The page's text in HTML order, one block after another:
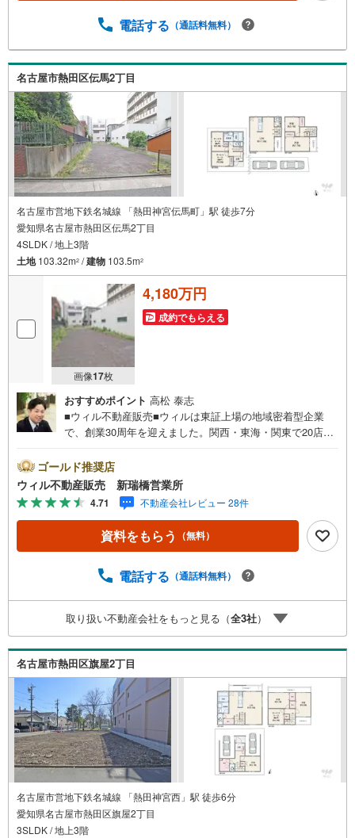
間外でのご内覧にも対応いたします。また、オンライン内
弊社は定休日なく営業しており、当日のご内覧も承りま
す。弊社で掲載している物件以外にもご紹介可能ですの
で、一度ご相談ください。●その他の相談もプロが対応●物
件に関することはもちろん、住宅ローンなどの資金面やリ
フォームに関することなど、お住まいに関するどんなこと
でもお気軽にご相談ください。
電話する （通話料無料）
名古屋市熱田区伝馬2丁目
名古屋市営地下鉄名城線 「熱田神宮伝馬町」駅 徒歩7分
愛知県名古屋市熱田区伝馬2丁目
4SLDK / 地上3階
土地103.32m2 /建物 103.5m2
画像17枚
4,180万円
成約でもらえる
おすすめポイント 高松 泰志
■ウィル不動産販売■ウィルは東証上場の地域密着型企業
で、創業30周年を迎えました。関西・東海・関東で20店舗
です。新瑞橋駅から徒歩1分の店舗には、キッズスペースや
おむつ替えスペースを完備しており、お子様連れのお客様
も安心してご利用いただけます。●平日のお住まい探しの方
へ●弊社では平日にご内覧や契約を希望されるお客様のため
に、「平日会員制度」という割引プランをご用意していま
す。●お仕事で忙しい方へ●午前10時から午後7時まで、毎
間外でのご内覧にも対応いたします。また、オンライン内
弊社は定休日なく営業しており、当日のご内覧も承りま
す。弊社で掲載している物件以外にもご紹介可能ですの
で、一度ご相談ください。●その他の相談もプロが対応●物
件に関することはもちろん、住宅ローンなどの資金面やリ
フォームに関することなど、お住まいに関するどんなこと
でもお気軽にご相談ください。
ゴールド推奨店
ウィル不動産販売 新瑞橋営業所
4.71 不動産会社レビュー 28件
資料をもらう （無料）
電話する （通話料無料）
取り扱い不動産会社をもっと見る（全3社）
名古屋市熱田区旗屋2丁目
名古屋市営地下鉄名城線 「熱田神宮西」駅 徒歩6分
愛知県名古屋市熱田区旗屋2丁目
3SLDK / 地上3階